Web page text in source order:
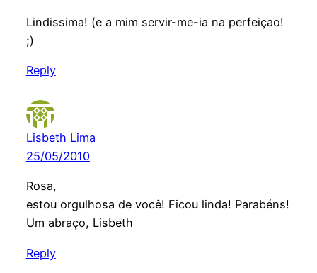
Lindissima! (e a mim servir-me-ia na perfeiçao!
;)
Reply
Lisbeth Lima
25/05/2010
Rosa,
estou orgulhosa de você! Ficou linda! Parabéns!
Um abraço, Lisbeth
Reply